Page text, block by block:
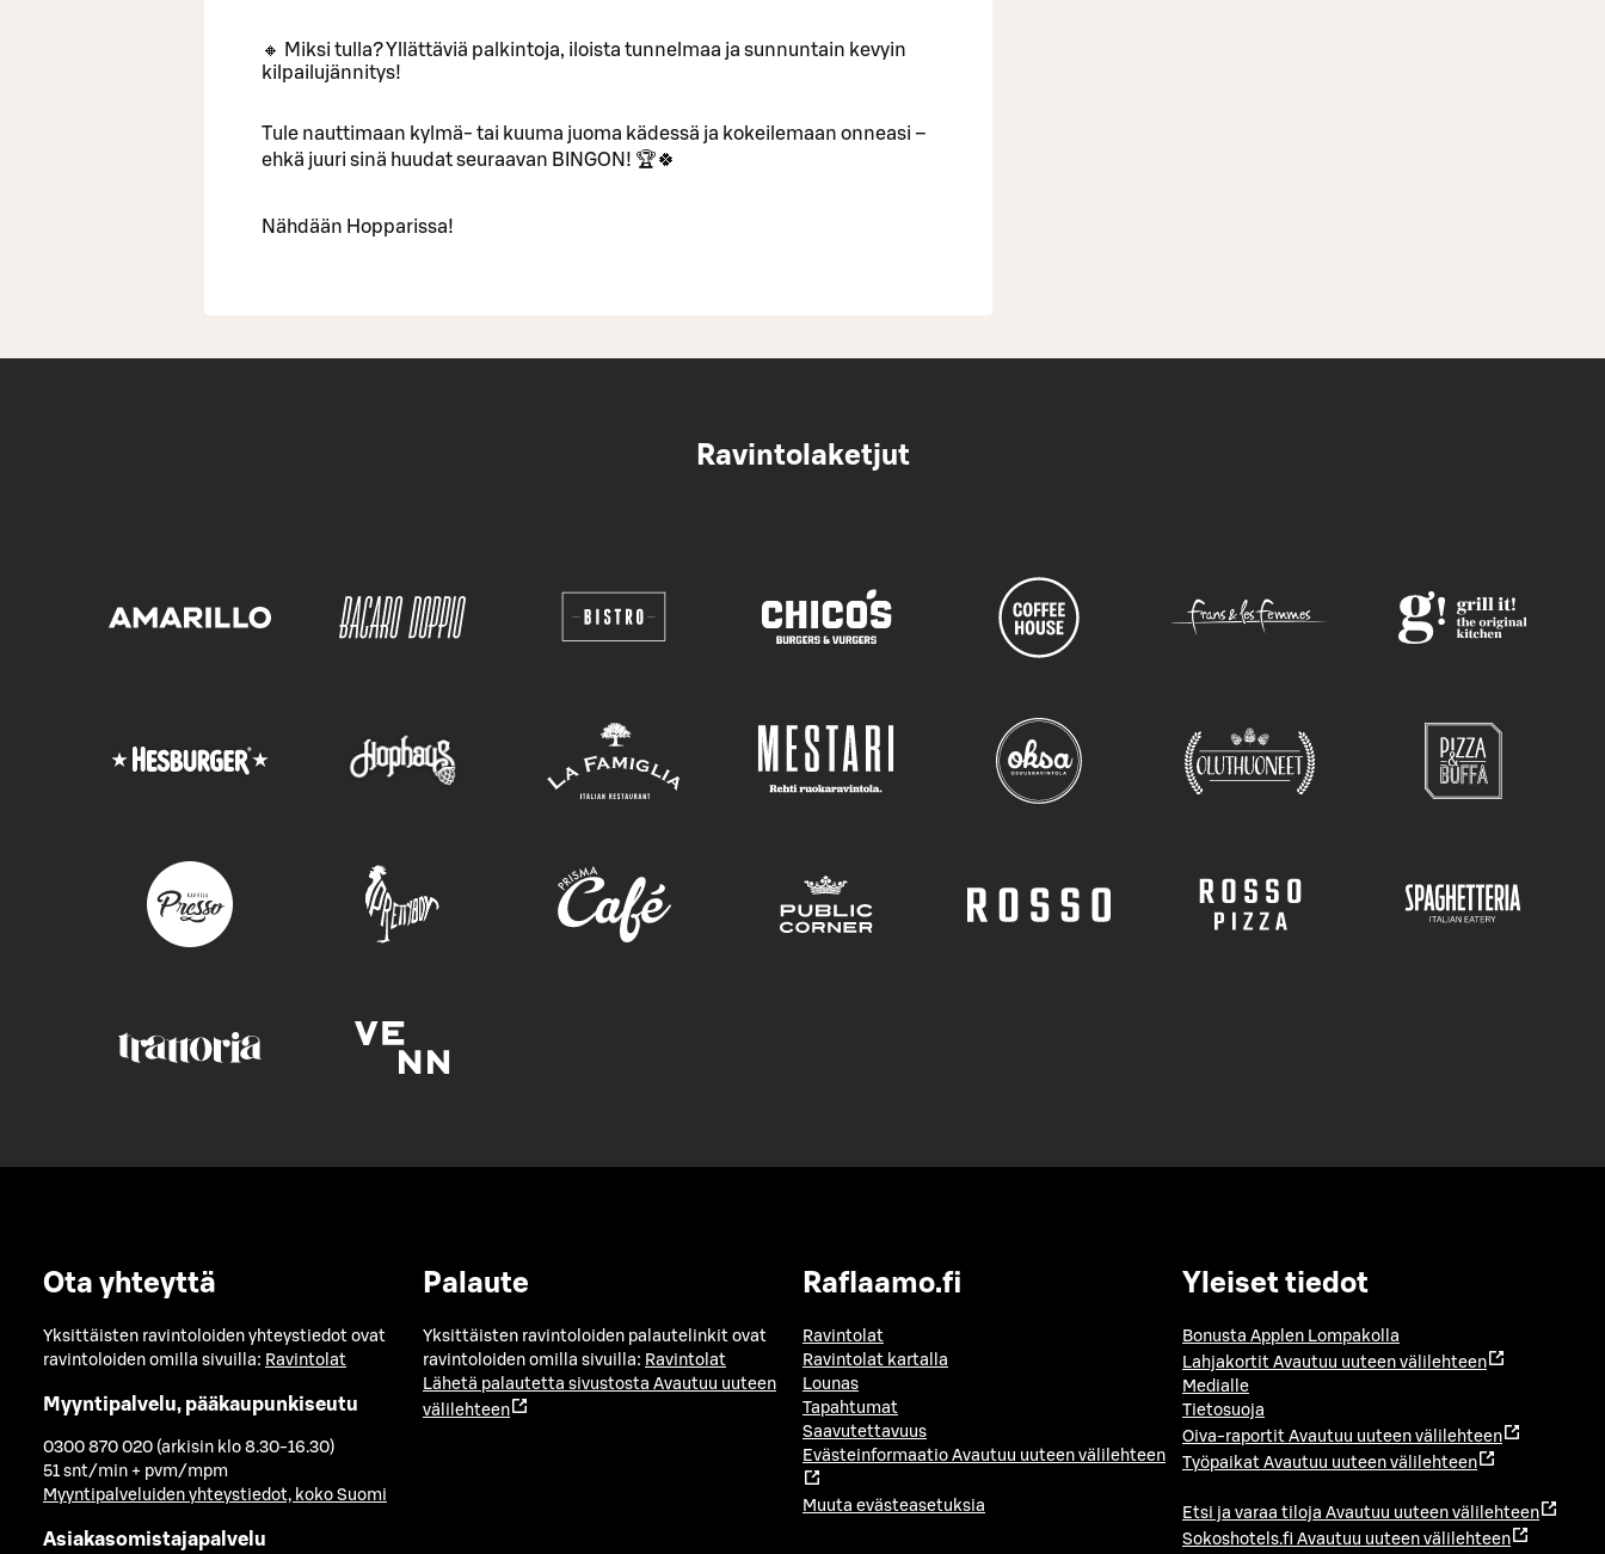
🔸 Miksi tulla? Yllättäviä palkintoja, iloista tunnelmaa ja sunnuntain kevyin
kilpailujännitys!
Tule nauttimaan kylmä- tai kuuma juoma kädessä ja kokeilemaan onneasi –
ehkä juuri sinä huudat seuraavan BINGON! 🏆🍀
Nähdään Hopparissa!
Ravintolaketjut
Ota yhteyttä
Yksittäisten ravintoloiden yhteystiedot ovat
ravintoloiden omilla sivuilla: Ravintolat
Myyntipalvelu, pääkaupunkiseutu
0300 870 020 (arkisin klo 8.30-16.30)
51 snt/min + pvm/mpm
Myyntipalveluiden yhteystiedot, koko Suomi
Asiakasomistajapalvelu
Palaute
Yksittäisten ravintoloiden palautelinkit ovat
ravintoloiden omilla sivuilla: Ravintolat
Lähetä palautetta sivustosta Avautuu uuteen
välilehteen
Raflaamo.fi
Ravintolat
Ravintolat kartalla
Lounas
Tapahtumat
Saavutettavuus
Evästeinformaatio Avautuu uuteen välilehteen
Muuta evästeasetuksia
Yleiset tiedot
Bonusta Applen Lompakolla
Lahjakortit Avautuu uuteen välilehteen
Medialle
Tietosuoja
Oiva-raportit Avautuu uuteen välilehteen
Työpaikat Avautuu uuteen välilehteen
Etsi ja varaa tiloja Avautuu uuteen välilehteen
Sokoshotels.fi Avautuu uuteen välilehteen